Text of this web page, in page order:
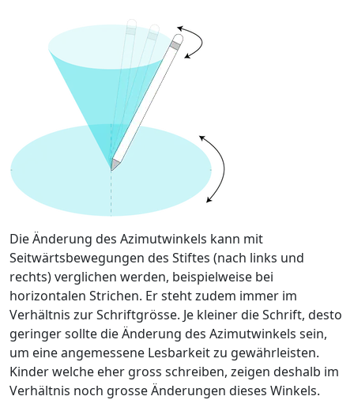
Die Änderung des Azimutwinkels kann mit
Seitwärtsbewegungen des Stiftes (nach links und
rechts) verglichen werden, beispielweise bei
horizontalen Strichen. Er steht zudem immer im
Verhältnis zur Schriftgrösse. Je kleiner die Schrift, desto
geringer sollte die Änderung des Azimutwinkels sein,
um eine angemessene Lesbarkeit zu gewährleisten.
Kinder welche eher gross schreiben, zeigen deshalb im
Verhältnis noch grosse Änderungen dieses Winkels.